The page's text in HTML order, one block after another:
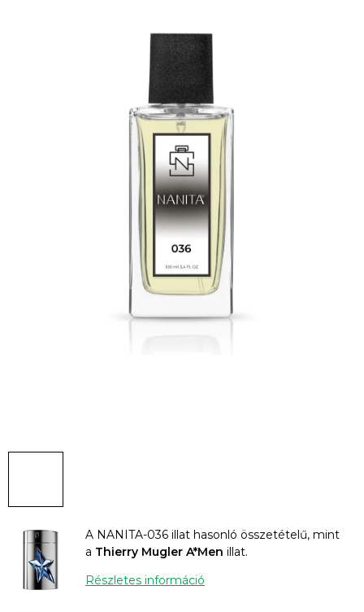
A NANITA-036 illat hasonló összetételű, mint
a Thierry Mugler A*Men illat.
Részletes információ